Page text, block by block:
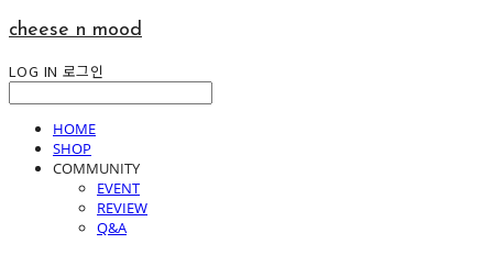
cheese n mood
LOG IN 로그인
HOME
SHOP
COMMUNITY
EVENT
REVIEW
Q&A